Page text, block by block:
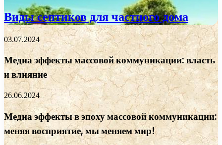
Виды септиков для частного дома
03.07.2024
Медиа эффекты массовой коммуникации: власть
и влияние
26.06.2024
Медиа эффекты в эпоху массовой коммуникации:
меняя восприятие, мы меняем мир!